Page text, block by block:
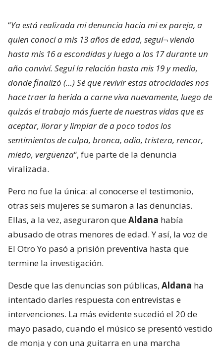
“Ya está realizada mi denuncia hacia mi ex pareja, a
quien conocí a mis 13 años de edad, seguí¬ viendo
hasta mis 16 a escondidas y luego a los 17 durante un
año conviví. Seguí la relación hasta mis 19 y medio,
donde finalizó (…) Sé que revivir estas atrocidades nos
hace traer la herida a carne viva nuevamente, luego de
quizás el trabajo más fuerte de nuestras vidas que es
aceptar, llorar y limpiar de a poco todos los
sentimientos de culpa, bronca, odio, tristeza, rencor,
miedo, vergüenza“, fue parte de la denuncia
viralizada.
Pero no fue la única: al conocerse el testimonio,
otras seis mujeres se sumaron a las denuncias.
Ellas, a la vez, aseguraron queAldana había
abusado de otras menores de edad. Y así, la voz de
El Otro Yo pasó a prisión preventiva hasta que
termine la investigación.
Desde que las denuncias son públicas, Aldana ha
intentado darles respuesta con entrevistas e
intervenciones. La más evidente sucedió el 20 de
mayo pasado, cuando el músico se presentó vestido
de monja y con una guitarra en una marcha